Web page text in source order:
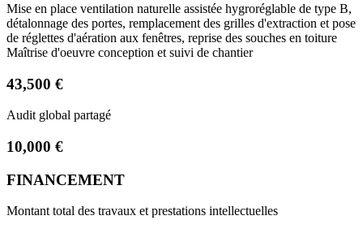
Mise en place ventilation naturelle assistée hygroréglable de type B,
détalonnage des portes, remplacement des grilles d'extraction et pose
de réglettes d'aération aux fenêtres, reprise des souches en toiture
Maîtrise d'oeuvre conception et suivi de chantier
43,500 €
Audit global partagé
10,000 €
FINANCEMENT
Montant total des travaux et prestations intellectuelles